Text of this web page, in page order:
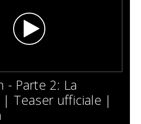
- Parte 2: La
| Teaser ufficiale |